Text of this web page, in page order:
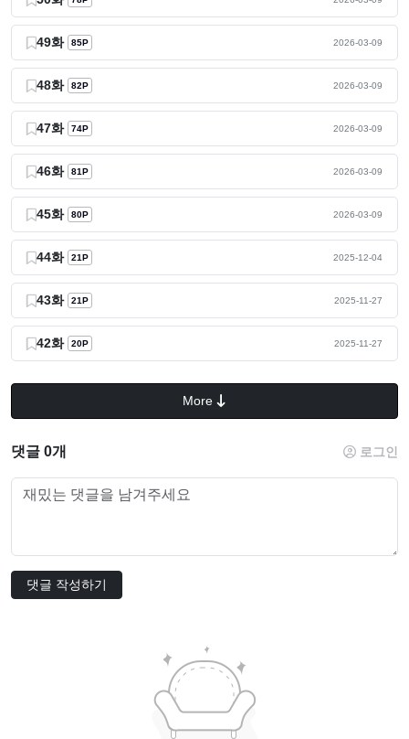
49화 85P 2026-03-09
48화 82P 2026-03-09
47화 74P 2026-03-09
46화 81P 2026-03-09
45화 80P 2026-03-09
44화 21P 2025-12-04
43화 21P 2025-11-27
42화 20P 2025-11-27
More
댓글 0개 로그인
댓글 작성하기